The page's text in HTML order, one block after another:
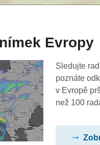
Evropy
Sledujte
poznáte
v Evropě
než 100